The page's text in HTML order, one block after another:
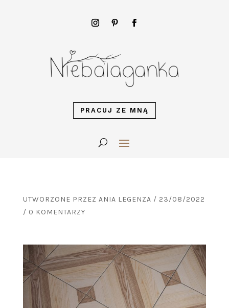
PRACUJ ZE MNĄ
UTWORZONE PRZEZ ANIA LEGENZA / 23/08/2022
/ 0 KOMENTARZY